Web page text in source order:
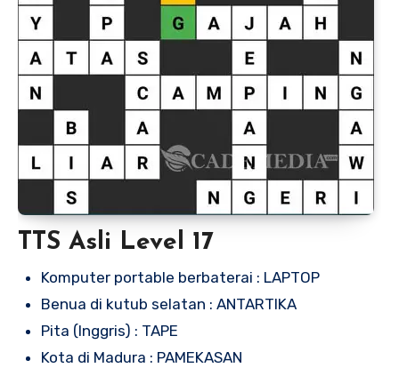
TTS Asli Level 17
Komputer portable berbaterai : LAPTOP
Benua di kutub selatan : ANTARTIKA
Pita (Inggris) : TAPE
Kota di Madura : PAMEKASAN